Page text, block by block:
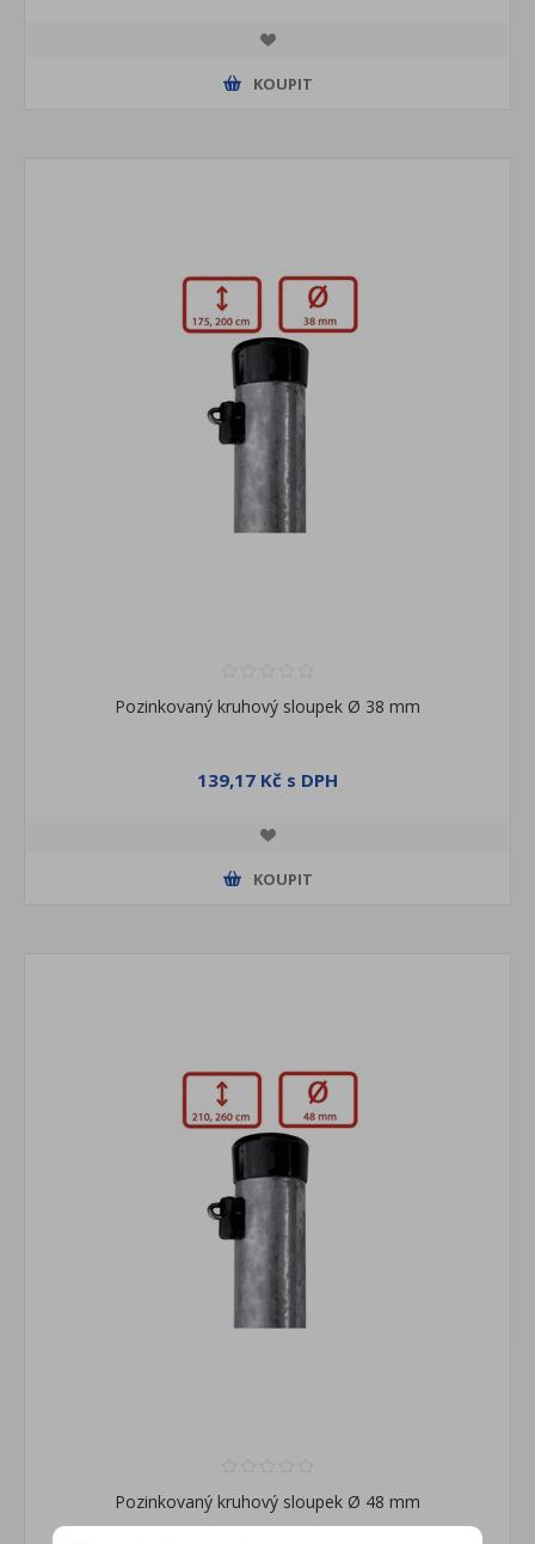
KOUPIT
Pozinkovaný kruhový sloupek Ø 38 mm
139,17 Kč s DPH
KOUPIT
Pozinkovaný kruhový sloupek Ø 48 mm